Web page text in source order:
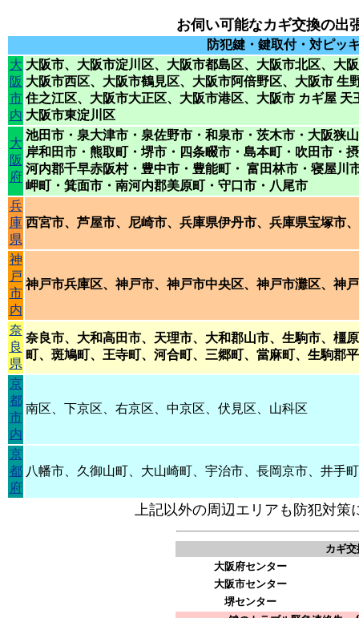
お伺い可能なカギ交換の出
防犯鍵・鍵取付・対ピッ
大
阪
市
内
大阪市、大阪市淀川区、大阪市都島区、大阪市北区、 大
大阪市西区、 大阪市鶴見区、 大阪市阿倍野区、 大阪市 生
住之江区、 大阪市大正区、 大阪市港区、 大阪市 カギ屋 天
大阪市東淀川区
大
阪
府
池田市・泉大津市・泉佐野市・和泉市・茨木市・大阪狭
岸和田市・熊取町・堺市・四条畷市・島本町・吹田市・
河内郡千早赤阪村・豊中市・豊能町・ 富田林市・寝屋
岬町・箕面市・南河内郡美原町・守口市・八尾市
兵
庫
県
西宮市、芦屋市、尼崎市、兵庫県伊丹市、兵庫県宝塚市
神
戸
市
内
神戸市兵庫区、神戸市、神戸市中央区、神戸市灘区、神
奈
良
県
奈良市、大和高田市、天理市、大和郡山市、生駒市、橿
町、斑鳩町、王寺町、河合町、三郷町、當麻町、生駒郡
京
都
市
内
南区、下京区、右京区、中京区、伏見区、山科区
京
都
府
八幡市、久御山町、大山崎町、宇治市、長岡京市、井手
上記以外の周辺エリアも防犯対策
カギ
大阪府センター
大阪市センター
堺センター